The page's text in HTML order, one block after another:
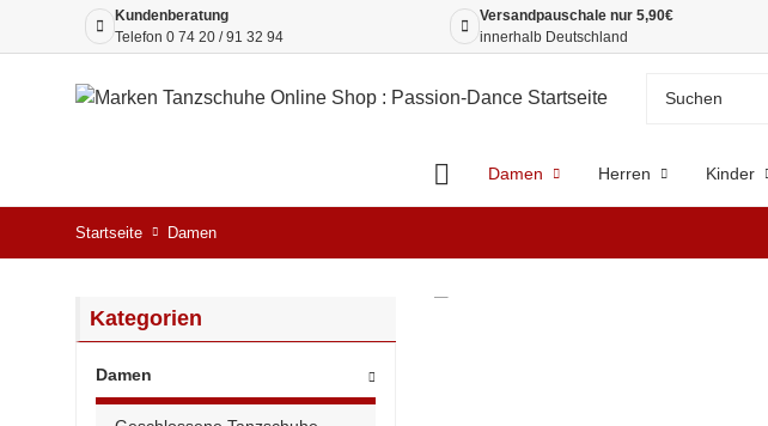
Kundenberatung
Telefon 0 74 20 / 91 32 94
Versandpauschale nur 5,90€
innerhalb Deutschland
Damen Herren Kinder
Startseite Damen
Kategorien
Damen